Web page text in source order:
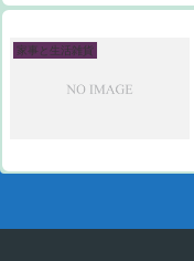
家事と生活雑貨